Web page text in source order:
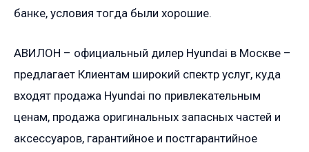
банке, условия тогда были хорошие.
АВИЛОН – официальный дилер Hyundai в Москве –
предлагает Клиентам широкий спектр услуг, куда
входят продажа Hyundai по привлекательным
ценам, продажа оригинальных запасных частей и
аксессуаров, гарантийное и постгарантийное